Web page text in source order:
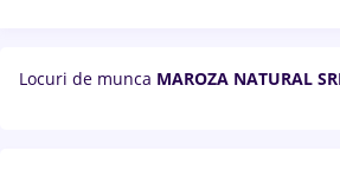
Locuri de munca MAROZA NATURAL